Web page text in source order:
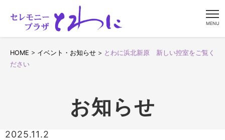
MENU
HOME > イベント・お知らせ > とわに浜北新原 新しい控室をご覧く
ださい
お知らせ
2025.11.2